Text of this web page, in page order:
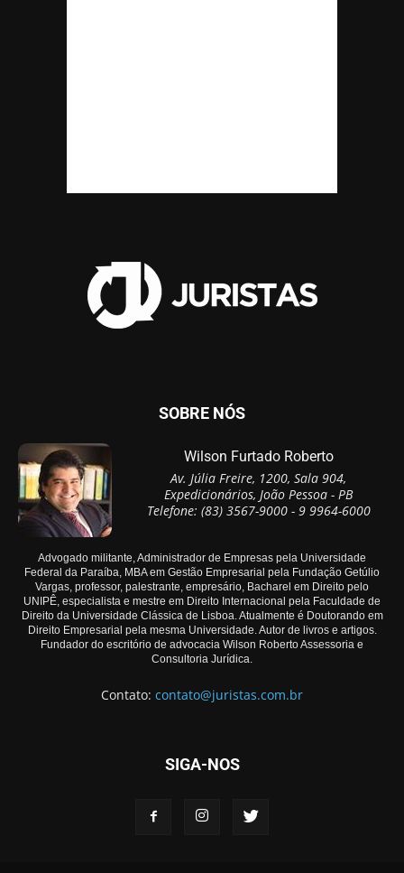
SOBRE NÓS
Wilson Furtado Roberto
Av. Júlia Freire, 1200, Sala 904,
Expedicionários, João Pessoa - PB
Telefone: (83) 3567-9000 - 9 9964-6000
Advogado militante, Administrador de Empresas pela Universidade
Federal da Paraíba, MBA em Gestão Empresarial pela Fundação Getúlio
Vargas, professor, palestrante, empresário, Bacharel em Direito pelo
UNIPÊ, especialista e mestre em Direito Internacional pela Faculdade de
Direito da Universidade Clássica de Lisboa. Atualmente é Doutorando em
Direito Empresarial pela mesma Universidade. Autor de livros e artigos.
Fundador do escritório de advocacia Wilson Roberto Assessoria e
Consultoria Jurídica.
Contato: contato@juristas.com.br
SIGA-NOS